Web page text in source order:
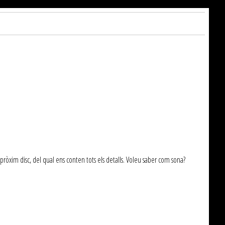
disc, del qual ens conten tots els detalls. Voleu saber com sona?